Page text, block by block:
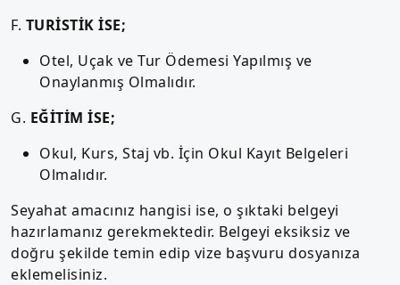
F. TURİSTİK İSE;
Otel, Uçak ve Tur Ödemesi Yapılmış ve
Onaylanmış Olmalıdır.
G. EĞİTİM İSE;
Okul, Kurs, Staj vb. İçin Okul Kayıt Belgeleri
Olmalıdır.
Seyahat amacınız hangisi ise, o şıktaki belgeyi
hazırlamanız gerekmektedir. Belgeyi eksiksiz ve
doğru şekilde temin edip vize başvuru dosyanıza
eklemelisiniz.